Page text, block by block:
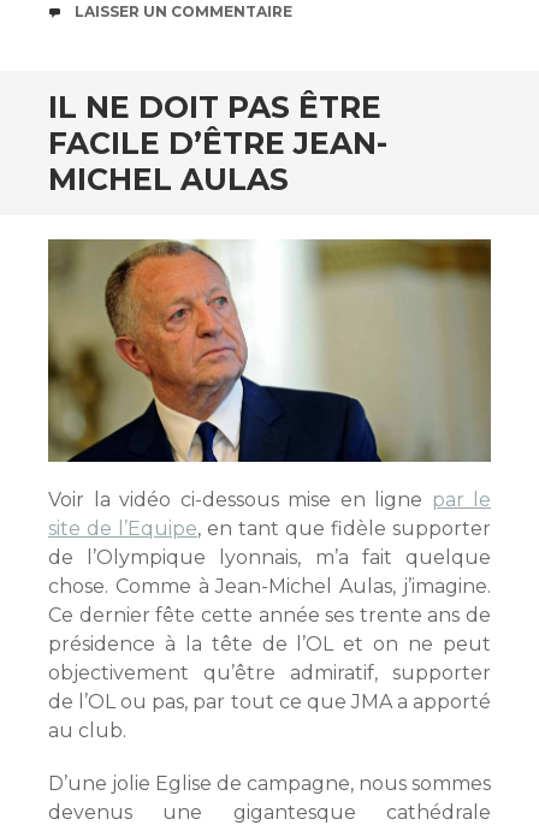
COMMENTAIRES
LAISSER UN COMMENTAIRE
IL NE DOIT PAS ÊTRE
FACILE D’ÊTRE JEAN-
MICHEL AULAS
Voir la vidéo ci-dessous mise en ligne par le
site de l’Equipe, en tant que fidèle supporter
de l’Olympique lyonnais, m’a fait quelque
chose. Comme à Jean-Michel Aulas, j’imagine.
Ce dernier fête cette année ses trente ans de
présidence à la tête de l’OL et on ne peut
objectivement qu’être admiratif, supporter
de l’OL ou pas, par tout ce que JMA a apporté
au club.
D’une jolie Eglise de campagne, nous sommes
devenus une gigantesque cathédrale